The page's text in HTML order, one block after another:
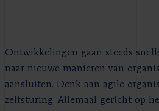
Ontwikkelingen gaan steeds
naar nieuwe manieren van
aansluiten. Denk aan agile
zelfsturing. Allemaal gericht op